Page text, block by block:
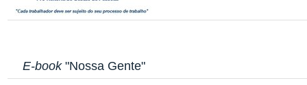
E-book"Nossa Gente"